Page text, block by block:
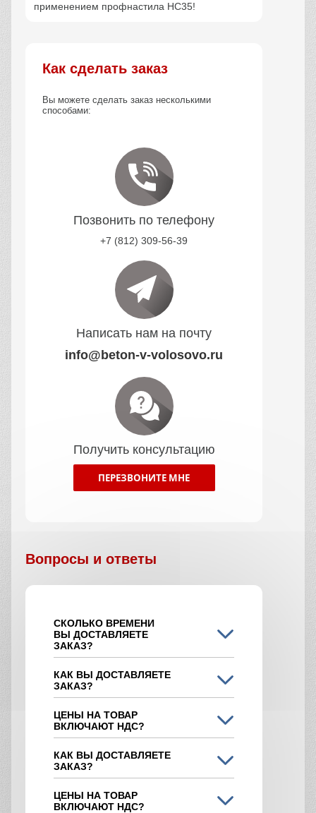
применением профнастила НС35!
Как сделать заказ
Вы можете сделать заказ несколькими
способами:
Позвонить по телефону
+7 (812) 309-56-39
Написать нам на почту
info@beton-v-volosovo.ru
Получить консультацию
ПЕРЕЗВОНИТЕ МНЕ
Вопросы и ответы
СКОЛЬКО ВРЕМЕНИ
ВЫ ДОСТАВЛЯЕТЕ
ЗАКАЗ?
КАК ВЫ ДОСТАВЛЯЕТЕ
ЗАКАЗ?
ЦЕНЫ НА ТОВАР
ВКЛЮЧАЮТ НДС?
КАК ВЫ ДОСТАВЛЯЕТЕ
ЗАКАЗ?
ЦЕНЫ НА ТОВАР
ВКЛЮЧАЮТ НДС?